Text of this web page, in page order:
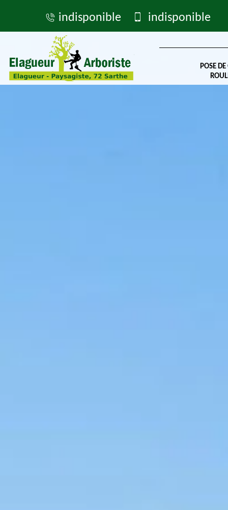
indisponible indisponible
POSE